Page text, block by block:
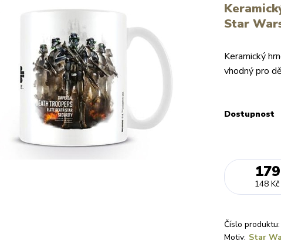
Star
Keramický
vhodný pro
Dostupnost
148 Kč
Číslo produktu:
Motiv: Star